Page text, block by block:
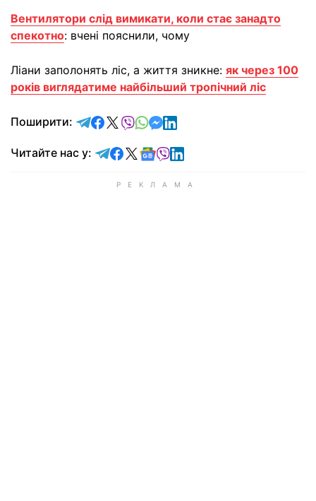
Вентилятори слід вимикати, коли стає занадто
спекотно: вчені пояснили, чому
Ліани заполонять ліс, а життя зникне: як через 100
років виглядатиме найбільший тропічний ліс
Поширити: відправити у Telegram
поділитись у Facebook
поділитись у X
відправити у Viber
відправити у Whatsapp
відправити у Messenger
відправити у LinkedIn
Читайте нас у: Читайте у Telegram
Читайте у Facebook
Читайте у X
Читайте у Google news
Читайте у Viber
Читайте у LinkedIn